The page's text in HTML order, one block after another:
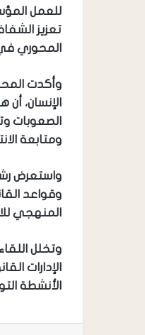
للعمل
تعزيز
المحوري
وأكدت
الإنسان،
الصعوبات
ومتابعة
واستعرض
وقواعد
المنهجي
وتخلل
الإدارات
الأنشطة